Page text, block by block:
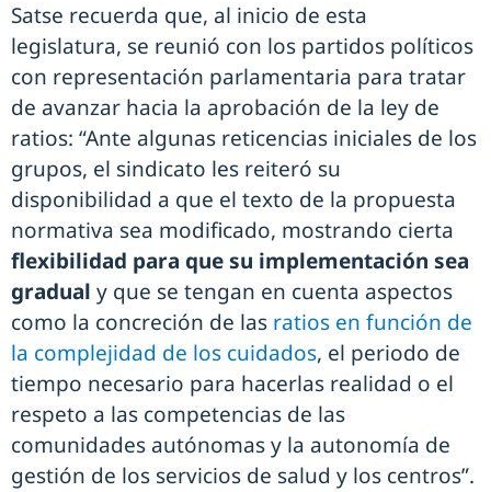
Satse recuerda que, al inicio de esta
legislatura, se reunió con los partidos políticos
con representación parlamentaria para tratar
de avanzar hacia la aprobación de la ley de
ratios: “Ante algunas reticencias iniciales de los
grupos, el sindicato les reiteró su
disponibilidad a que el texto de la propuesta
normativa sea modificado, mostrando cierta
flexibilidad para que su implementación sea
gradual y que se tengan en cuenta aspectos
como la concreción de las ratios en función de
la complejidad de los cuidados, el periodo de
tiempo necesario para hacerlas realidad o el
respeto a las competencias de las
comunidades autónomas y la autonomía de
gestión de los servicios de salud y los centros”.